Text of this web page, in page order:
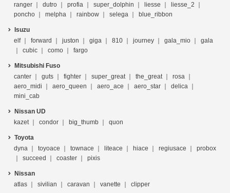
ranger
dutro profia super_dolphin liesse
liesse_2
poncho
melpha rainbow selega blue_ribbon
Isuzu
elf
forward juston giga 810 journey gala_mio
gala
cubic
como fargo
Mitsubishi Fuso
canter
guts fighter super_great the_great
rosa
aero_midi
aero_queen aero_ace aero_star
delica
mini_cab
Nissan UD
kazet
condor big_thumb quon
Toyota
dyna
toyoace townace liteace hiace regiusace
probox
succeed
coaster pixis
Nissan
atlas
sivilian caravan vanette clipper